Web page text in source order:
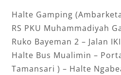
Halte Gamping
RS PKU Muhammadiyah
Ruko Bayeman 2 – Jalan
Halte Bus Mualimin –
Tamansari ) – Halte